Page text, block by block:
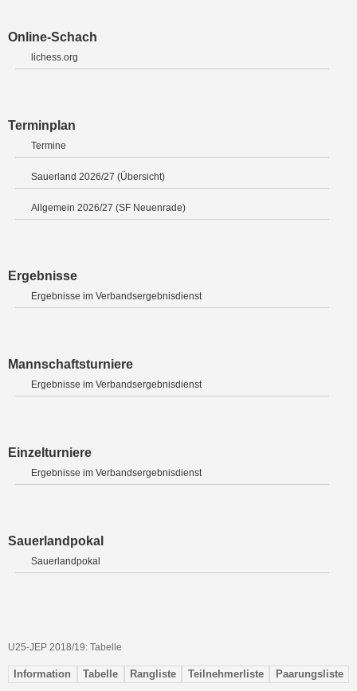
Online-Schach
lichess.org
Terminplan
Termine
Sauerland 2026/27 (Übersicht)
Allgemein 2026/27 (SF Neuenrade)
Ergebnisse
Ergebnisse im Verbandsergebnisdienst
Mannschaftsturniere
Ergebnisse im Verbandsergebnisdienst
Einzelturniere
Ergebnisse im Verbandsergebnisdienst
Sauerlandpokal
Sauerlandpokal
U25-JEP 2018/19: Tabelle
Information Tabelle Rangliste Teilnehmerliste Paarungsliste